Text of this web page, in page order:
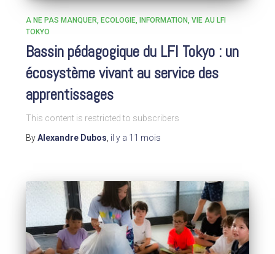
A NE PAS MANQUER ECOLOGIE INFORMATION VIE AU LFI
TOKYO
Bassin pédagogique du LFI Tokyo : un
écosystème vivant au service des
apprentissages
This content is restricted to subscribers
ByAlexandre Dubos il y a 11 mois